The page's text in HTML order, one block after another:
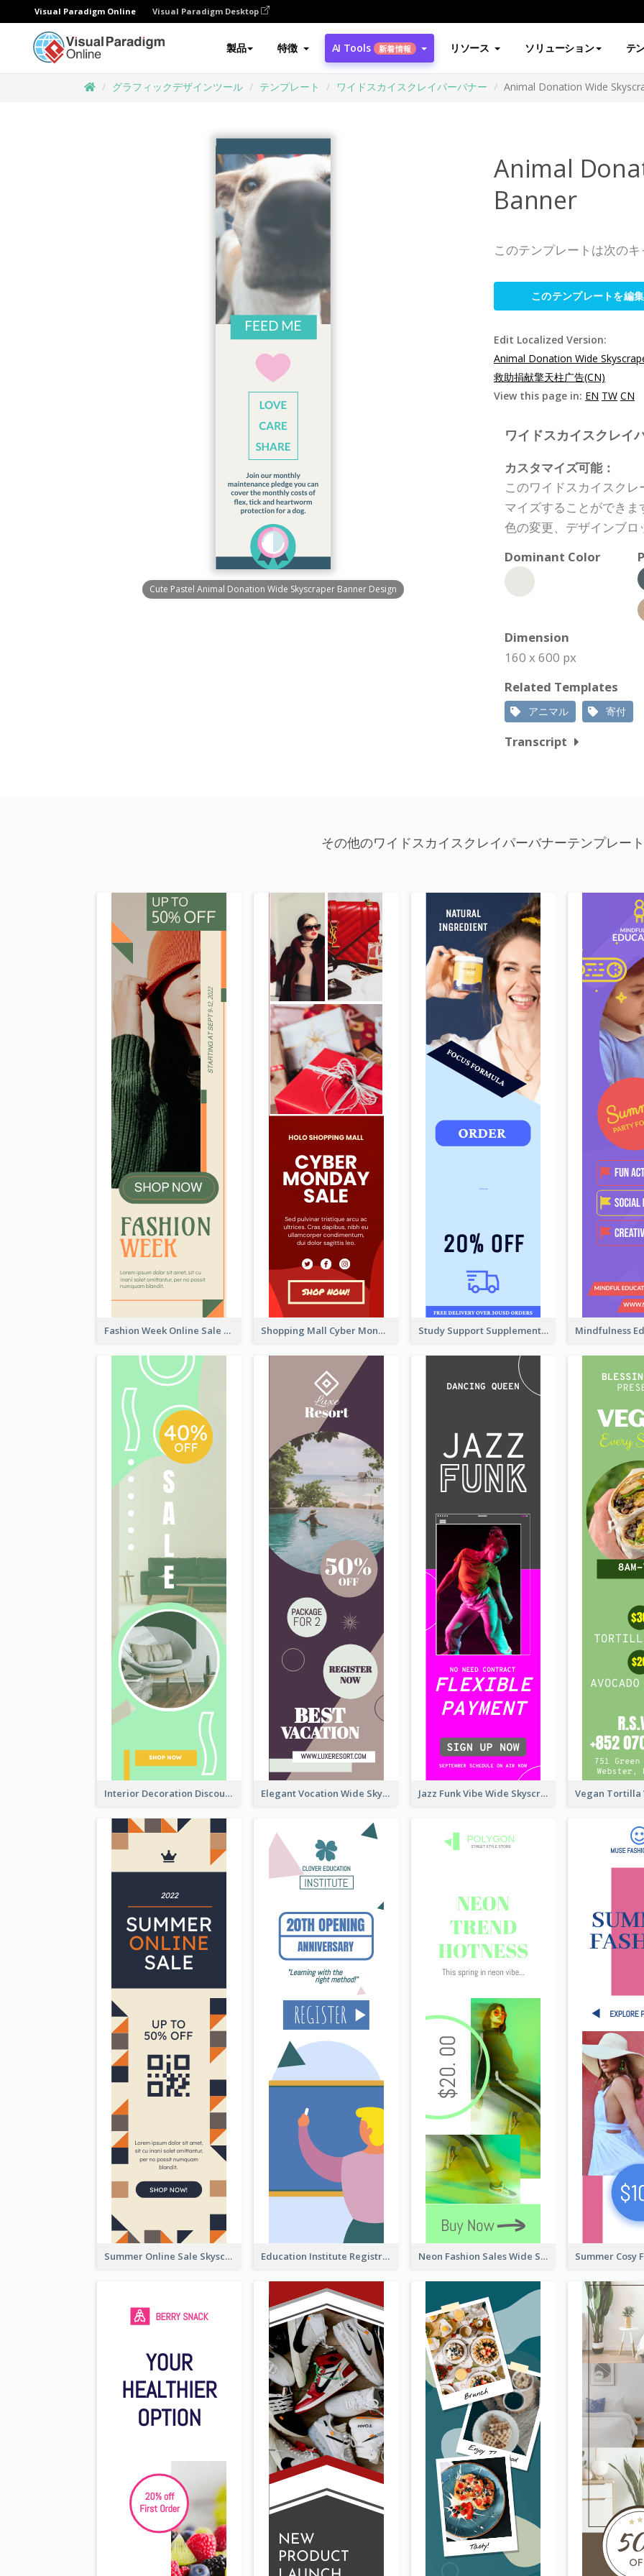
Visual Paradigm Online Visual Paradigm Desktop
製品 特徴 AI Tools 新着情報 リソース ソリューション テ
グラフィックデザインツール テンプレート ワイドスカイスクレイパーバナー Animal Donation Wide
Cute Pastel Animal Donation Wide Skyscraper Banner Design
Animal
Banner
このテンプレートは次の
このテンプレートを編
Edit Localized Version:
Animal Donation Wide
救助捐献擎天柱广告(CN)
View this page in: EN TW CN
ワイドスカイスクレ
カスタマイズ可能：
このワイドスカイスク
マイズすることができ
色の変更、デザインブ
Dominant Color
Dimension
160 x 600 px
Related Templates
アニマル 寄付
Transcript
その他のワイドスカイスクレイパーバナーテンプレート
Fashion Week Online Sale Skyscraper Banner Shopping Mall Cyber Monday Sale Wide Skyscraper Banner Study Support Supplement Wide Skyscraper Banner Design
Interior Decoration Discount Wide Skyscraper Banner Elegant Vocation Wide Skyscraper Banner Design Jazz Funk Vibe Wide Skyscraper Banner
Summer Online Sale Skyscraper Banner Education Institute Registration Wide Skyscraper Banner Neon Fashion Sales Wide Skyscraper Banner